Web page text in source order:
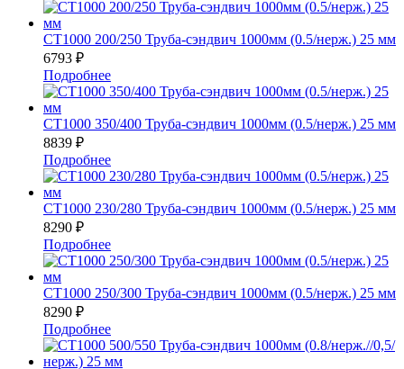
СТ1000 200/250 Труба-сэндвич 1000мм (0.5/нерж.) 25 мм
6793 ₽
Подробнее
СТ1000 350/400 Труба-сэндвич 1000мм (0.5/нерж.) 25 мм
8839 ₽
Подробнее
СТ1000 230/280 Труба-сэндвич 1000мм (0.5/нерж.) 25 мм
8290 ₽
Подробнее
СТ1000 250/300 Труба-сэндвич 1000мм (0.5/нерж.) 25 мм
8290 ₽
Подробнее